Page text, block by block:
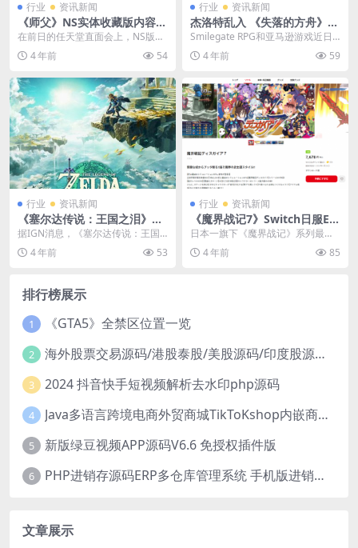
行业 资讯新闻
《师父》NS实体收藏版内容公
开 含主角手办、艺术集等
在前日的任天堂直面会上，NS版
《师父》官宣11月9日正式发售。
今日官方公布了《师...
4 年前 54
行业 资讯新闻
杰洛特乱入 《失落的方舟》联
动《巫师》活动开启
Smilegate RPG和亚马逊游戏近日
发布《失落的方舟》联动《巫师》
升级档（...
4 年前 59
行业 资讯新闻
《塞尔达传说：王国之泪》上
架各零售商 售价59.99美元
据IGN消息，《塞尔达传说：王国
之泪》现已在各大零售商上架，预
购价格为59.99...
4 年前 53
行业 资讯新闻
《魔界战记7》Switch日服Es
hop开售 预计1月底发售
日本一旗下《魔界战记》系列最新
作《魔界战记7(disgaea 7)》现已
在任天堂...
4 年前 85
排行榜展示
1 《GTA5》全禁区位置一览
2 海外股票交易源码/港股泰股/美股源码/印度股源码/马拉西亚股票源码/国际股票配资
3 2024 抖音快手短视频解析去水印php源码
4 Java多语言跨境电商外贸商城TikToKshop内嵌商城I商家入驻I一键铺
5 新版绿豆视频APP源码V6.6 免授权插件版
6 PHP进销存源码ERP多仓库管理系统 手机版进销存 php网络版进销存小程序
文章展示